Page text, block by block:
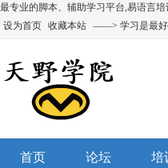
最专业的脚本、辅助学习平台,易语言
设为首页 收藏本站 ——> 学习是最好
首页 论坛 培